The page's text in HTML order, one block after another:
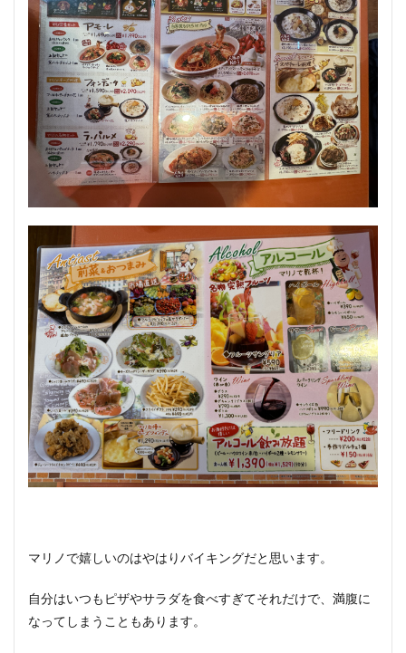
マリノで嬉しいのはやはりバイキングだと思います。
自分はいつもピザやサラダを食べすぎてそれだけで、満腹に
なってしまうこともあります。